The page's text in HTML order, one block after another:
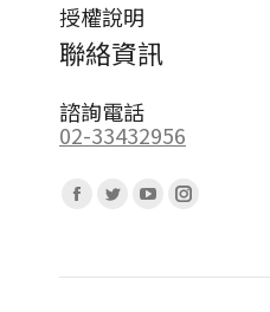
授權說明
聯絡資訊
諮詢電話
02-33432956
Facebook
opens
Twitter
opens
YouTube
opens
Instagram
opens